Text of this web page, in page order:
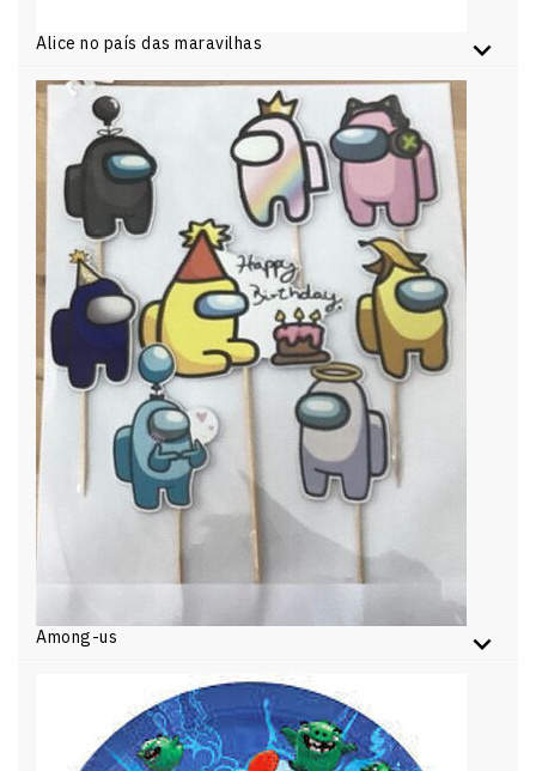
Alice no país das maravilhas
Among-us